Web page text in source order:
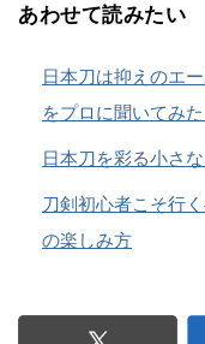
あわせて読みたい
日本刀は抑えのエ
をプロに聞いてみた
日本刀を彩る小さな
刀剣初心者こそ行
の楽しみ方